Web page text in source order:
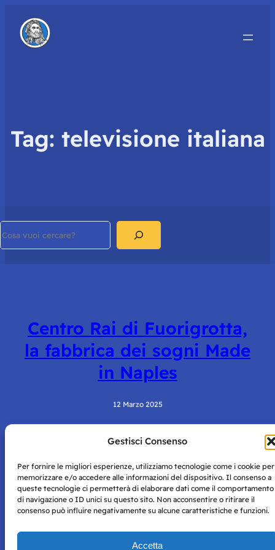
Gestisci Consenso
Per fornire le migliori esperienze, utilizziamo tecnologie come i cookie per
memorizzare e/o accedere alle informazioni del dispositivo. Il consenso a
queste tecnologie ci permetterà di elaborare dati come il comportamento
di navigazione o ID unici su questo sito. Non acconsentire o ritirare il
consenso può influire negativamente su alcune caratteristiche e funzioni.
Accetta
Tag: televisione italiana
Centro Rai di Fuorigrotta,
la fabbrica dei sogni Made
in Naples
12 Marzo 2025
Napoli con autorizzazione numero 38 del 25/9/2019.
Tutte le immagini e i contenuti su questo sito sono forniti